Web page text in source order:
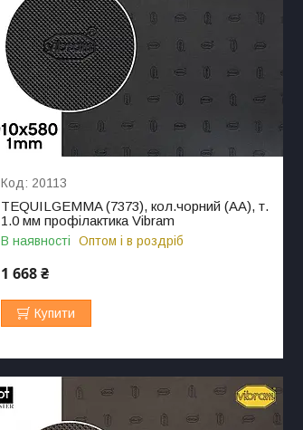
20113
TEQUILGEMMA (7373), кол.чорний (AA), т.
1.0 мм профілактика Vibram
В наявності Оптом і в роздріб
1 668 ₴
Купити